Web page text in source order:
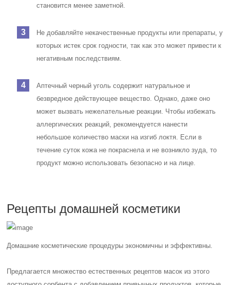
становится менее заметной.
Не добавляйте некачественные продукты или препараты, у
которых истек срок годности, так как это может привести к
негативным последствиям.
Аптечный черный уголь содержит натуральное и
безвредное действующее вещество. Однако, даже оно
может вызвать нежелательные реакции. Чтобы избежать
аллергических реакций, рекомендуется нанести
небольшое количество маски на изгиб локтя. Если в
течение суток кожа не покраснела и не возникло зуда, то
продукт можно использовать безопасно и на лице.
Рецепты домашней косметики
Домашние косметические процедуры экономичны и эффективны.
Предлагается множество естественных рецептов масок из этого